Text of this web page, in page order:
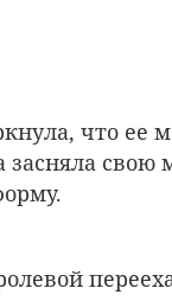
что ее
засняла свою